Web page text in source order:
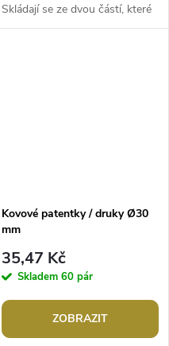
Skládají se ze dvou částí, které
se protilehle přišívají na oděv.
Kovové patentky / druky Ø30
mm
35,47 Kč
Skladem 60 pár
ZOBRAZIT